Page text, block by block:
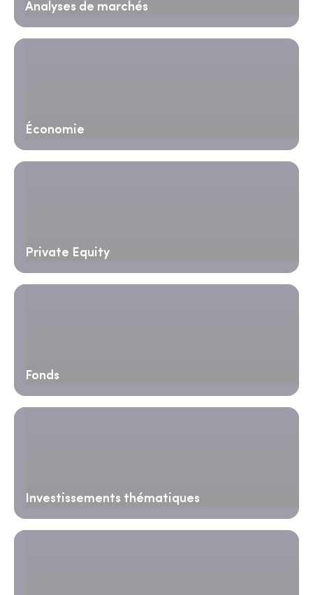
Analyses de marchés
Économie
Private Equity
Fonds
Investissements thématiques